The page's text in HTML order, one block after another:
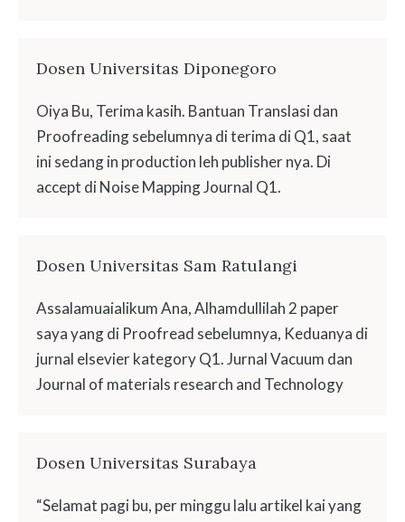
Dosen Universitas Diponegoro
Oiya Bu, Terima kasih. Bantuan Translasi dan
Proofreading sebelumnya di terima di Q1, saat
ini sedang in production leh publisher nya. Di
accept di Noise Mapping Journal Q1.
Dosen Universitas Sam Ratulangi
Assalamuaialikum Ana, Alhamdullilah 2 paper
saya yang di Proofread sebelumnya, Keduanya di
jurnal elsevier kategory Q1. Jurnal Vacuum dan
Journal of materials research and Technology
Dosen Universitas Surabaya
“Selamat pagi bu, per minggu lalu artikel kai yang